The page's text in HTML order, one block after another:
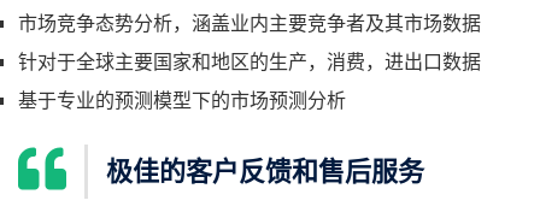
市场竞争态势分析，涵盖业内主要竞争者及其市场数据
针对于全球主要国家和地区的生产，消费，进出口数据
基于专业的预测模型下的市场预测分析
极佳的客户反馈和售后服务